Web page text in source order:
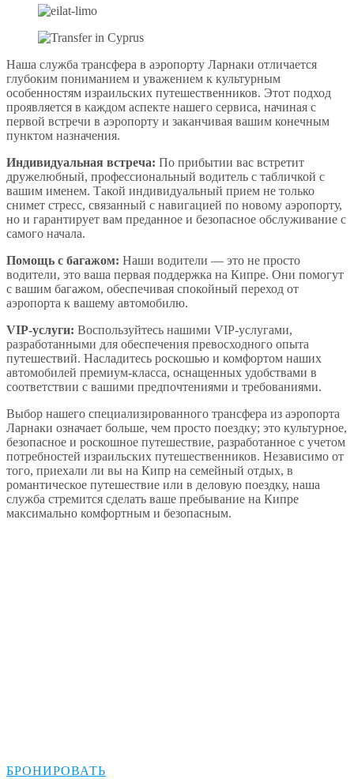
Наша служба трансфера в аэропорту Ларнаки отличается
глубоким пониманием и уважением к культурным
особенностям израильских путешественников. Этот подход
проявляется в каждом аспекте нашего сервиса, начиная с
первой встречи в аэропорту и заканчивая вашим конечным
пунктом назначения.
Индивидуальная встреча: По прибытии вас встретит
дружелюбный, профессиональный водитель с табличкой с
вашим именем. Такой индивидуальный прием не только
снимет стресс, связанный с навигацией по новому аэропорту,
но и гарантирует вам преданное и безопасное обслуживание с
самого начала.
Помощь с багажом: Наши водители — это не просто
водители, это ваша первая поддержка на Кипре. Они помогут
с вашим багажом, обеспечивая спокойный переход от
аэропорта к вашему автомобилю.
VIP-услуги: Воспользуйтесь нашими VIP-услугами,
разработанными для обеспечения превосходного опыта
путешествий. Насладитесь роскошью и комфортом наших
автомобилей премиум-класса, оснащенных удобствами в
соответствии с вашими предпочтениями и требованиями.
Выбор нашего специализированного трансфера из аэропорта
Ларнаки означает больше, чем просто поездку; это культурное,
безопасное и роскошное путешествие, разработанное с учетом
потребностей израильских путешественников. Независимо от
того, приехали ли вы на Кипр на семейный отдых, в
романтическое путешествие или в деловую поездку, наша
служба стремится сделать ваше пребывание на Кипре
максимально комфортным и безопасным.
БРОНИРОВАТЬ